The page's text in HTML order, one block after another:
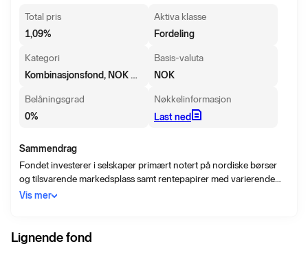
Total pris
1,09%
Aktiva klasse
Fordeling
Kategori
Kombinasjonsfond, NOK Moderat
Basis-valuta
NOK
Belåningsgrad
0%
Nøkkelinformasjon
Last ned
Sammendrag
Fondet investerer i selskaper primært notert på nordiske børser
og tilsvarende markedsplass samt rentepapirer med varierende
kredittrisiko og løpetid. Fondet er aktivt forvaltet. Investeringene
enkelte selslkapene. Fordelingene mellom aksjer og rentepapirer i
fondet vil variere mellom 30% og 70% av fondets
Vis mer
Lignende fond